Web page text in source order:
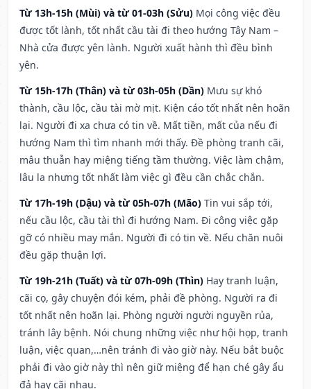
Từ 13h-15h (Mùi) và từ 01-03h (Sửu) Mọi công việc đều
được tốt lành, tốt nhất cầu tài đi theo hướng Tây Nam –
Nhà cửa được yên lành. Người xuất hành thì đều bình
yên.
Từ 15h-17h (Thân) và từ 03h-05h (Dần) Mưu sự khó
thành, cầu lộc, cầu tài mờ mịt. Kiện cáo tốt nhất nên hoãn
lại. Người đi xa chưa có tin về. Mất tiền, mất của nếu đi
hướng Nam thì tìm nhanh mới thấy. Đề phòng tranh cãi,
mâu thuẫn hay miệng tiếng tầm thường. Việc làm chậm,
lâu la nhưng tốt nhất làm việc gì đều cần chắc chắn.
Từ 17h-19h (Dậu) và từ 05h-07h (Mão) Tin vui sắp tới,
nếu cầu lộc, cầu tài thì đi hướng Nam. Đi công việc gặp
gỡ có nhiều may mắn. Người đi có tin về. Nếu chăn nuôi
đều gặp thuận lợi.
Từ 19h-21h (Tuất) và từ 07h-09h (Thìn) Hay tranh luận,
cãi cọ, gây chuyện đói kém, phải đề phòng. Người ra đi
tốt nhất nên hoãn lại. Phòng người người nguyền rủa,
tránh lây bệnh. Nói chung những việc như hội họp, tranh
luận, việc quan,…nên tránh đi vào giờ này. Nếu bắt buộc
phải đi vào giờ này thì nên giữ miệng để hạn ché gây ẩu
đả hay cãi nhau.